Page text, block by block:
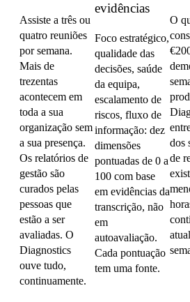
Assiste a três ou
quatro reuniões
por semana.
Mais de
trezentas
acontecem em
toda a sua
organização sem
a sua presença.
Os relatórios de
gestão são
curados pelas
pessoas que
estão a ser
avaliadas. O
Diagnostics
ouve tudo,
continuamente.
evidências
Foco estratégico,
qualidade das
decisões, saúde
da equipa,
escalamento de
riscos, fluxo de
informação: dez
dimensões
pontuadas de 0 a
100 com base
em evidências da
transcrição, não
em
autoavaliação.
Cada pontuação
tem uma fonte.
O
dos
de